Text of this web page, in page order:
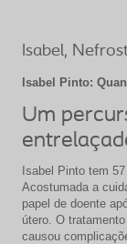
Isabel,
Isabel Pinto:
Um
Isabel Pinto tem
Acostumada a
papel de doente
útero. O
causou